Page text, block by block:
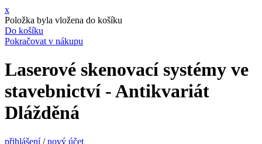
x
Položka byla vložena do košíku
Do košíku
Pokračovat v nákupu
Laserové skenovací systémy ve
stavebnictví - Antikvariát
Dlážděná
přihlášení/nový účet